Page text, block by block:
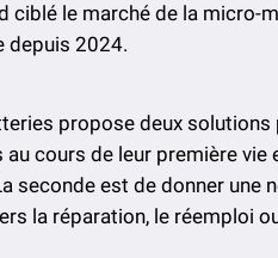
ciblé le marché de la micro-
depuis 2024.
propose deux
cours de leur première
seconde est de donner une
la réparation, le réemploi